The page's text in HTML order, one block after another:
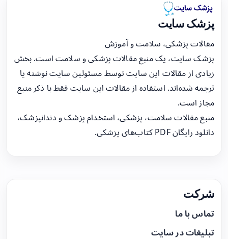
پزشک سایت
مقالات پزشکی، سلامت و آموزش
پزشک سایت، یک منبع مقالات پزشکی و سلامت است. بخش
زیادی از مقالات این سایت توسط مسئولین سایت نوشته یا
ترجمه شده‌اند. استفاده از مقالات این سایت فقط با ذکر منبع
مجاز است.
منبع مقالات سلامت، پزشکی، استخدام پزشک و دندانپزشک،
دانلود رایگان PDF کتاب‌های پزشکی.
شرکت
تماس با ما
تبلیغات در سایت